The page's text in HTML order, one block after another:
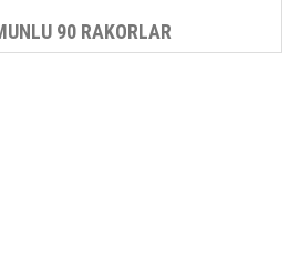
90 RAKORLAR